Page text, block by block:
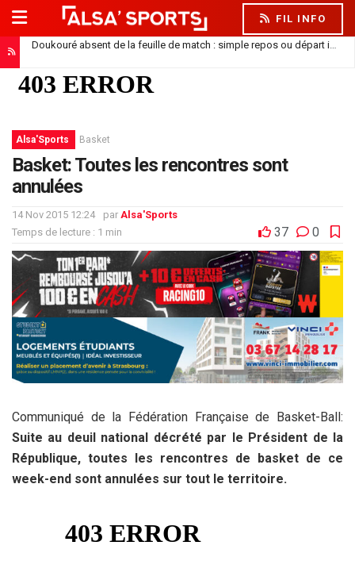
FIL INFO
Doukouré absent de la feuille de match : simple repos ou départ imminent ?
Alsa'Sports Basket
Basket: Toutes les rencontres sont
annulées
14 Nov 2015 12:24 par Alsa'Sports
Temps de lecture : 1 min
37 0
Communiqué de la Fédération Française de Basket-Ball:
Suite au deuil national décrété par le Président de la
République, toutes les rencontres de basket de ce
week-end sont annulées sur tout le territoire.